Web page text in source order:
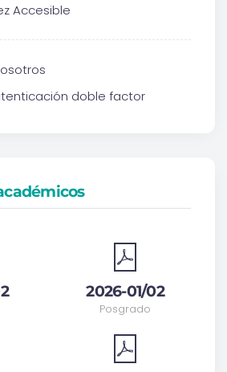
Accesible
doble factor
2026-01/02
Posgrado